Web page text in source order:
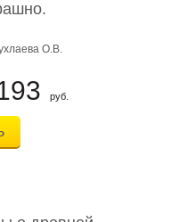
О.В.
руб.